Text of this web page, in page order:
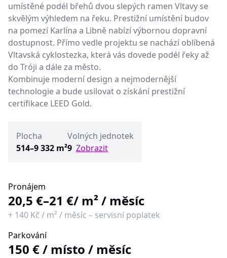
umístěné podél břehů dvou slepých ramen Vltavy se
skvělým výhledem na řeku. Prestižní umístění budov
na pomezí Karlína a Libně nabízí výbornou dopravní
dostupnost. Přímo vedle projektu se nachází oblíbená
Vltavská cyklostezka, která vás dovede podél řeky až
do Tróji a dále za město.
Kombinuje moderní design a nejmodernější
technologie a bude usilovat o získání prestižní
certifikace LEED Gold.
Plocha
514–9 332 m²
Volných jednotek
9 Zobrazit
Pronájem
20,5 €–21 €/ m² / měsíc
+ 140 Kč / m² / měsíc – servisní poplatek
Parkování
150 €/ místo / měsíc